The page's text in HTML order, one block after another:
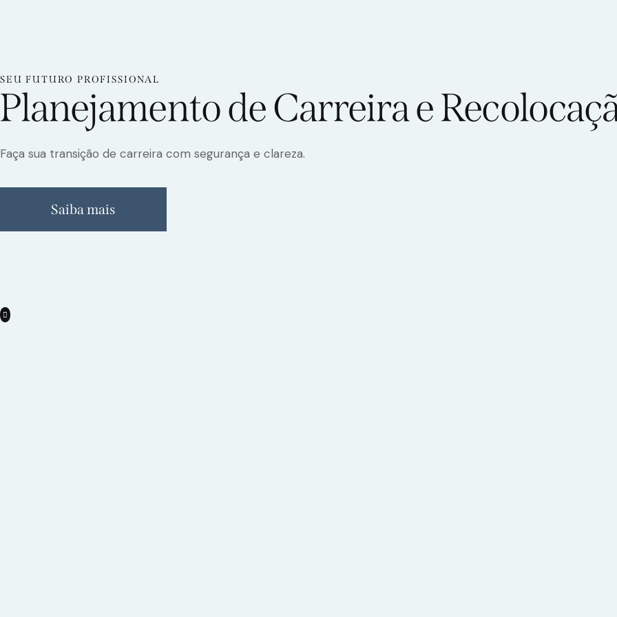
SEU FUTURO PROFISSIONAL
Planejamento de Carreira e
Faça sua transição de carreira com segurança e clareza.
Saiba mais